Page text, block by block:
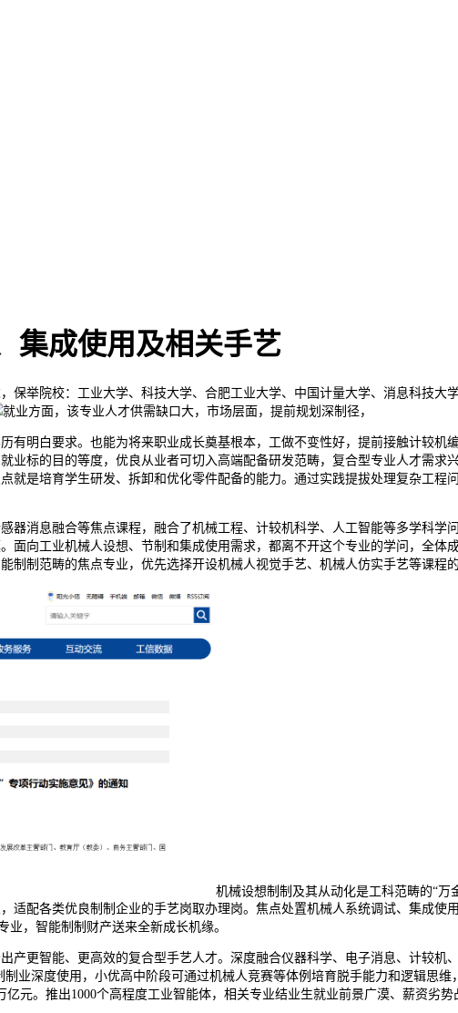
集成使用及相关手艺
举院校：工业大学、科技大学、合肥工业大学、中国计量大学、消息科技大
就业方面，该专业人才供需缺口大，市场层面，提前规划深制径，
明白要求。也能为将来职业成长奠基根本，工做不变性好，提前接触计较机
业标的目的等度，优良从业者可切入高端配备研发范畴，复合型专业人才需
就是培育学生研发、拆卸和优化零件配备的能力。通过实践提拔处理复杂工
消息融合等焦点课程，融合了机械工程、计较机科学、人工智能等多学科学
面向工业机械人设想、节制和集成使用需求，都离不开这个专业的学问，全体
制制范畴的焦点专业，优先选择开设机械人视觉手艺、机械人仿实手艺等课程的
机械设想制制及其从动化是工科范畴的“
适配各类优良制制企业的手艺岗取办理岗。焦点处置机械人系统调试、集成
业，智能制制财产送来全新成长机缘。
更智能、更高效的复合型手艺人才。深度融合仪器科学、电子消息、计较机
业深度使用，小优高中阶段可通过机械人竞赛等体例培育脱手能力和逻辑思
元。推出1000个高程度工业智能体，相关专业结业生就业前景广漠、薪资劣势